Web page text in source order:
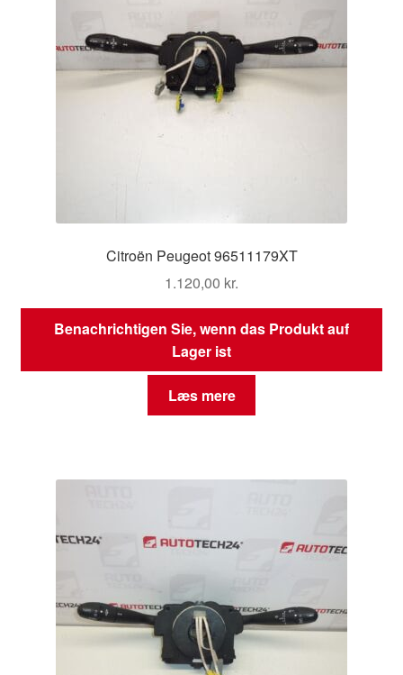
Citroën Peugeot 96511179XT
1.120,00 kr.
Benachrichtigen Sie, wenn das Produkt auf
Lager ist
Læs mere